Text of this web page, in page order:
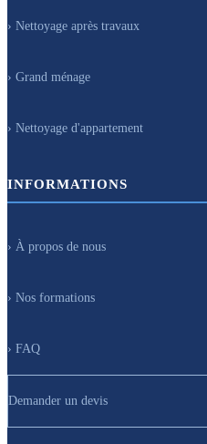
› Nettoyage après travaux
› Grand ménage
› Nettoyage d'appartement
INFORMATIONS
› À propos de nous
› Nos formations
› FAQ
Demander un devis